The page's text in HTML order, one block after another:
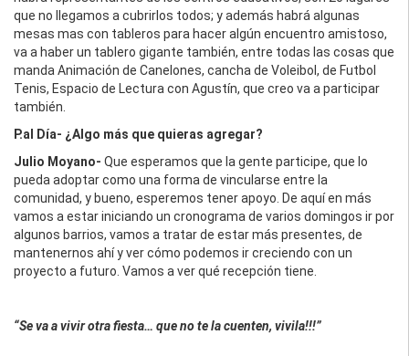
que no llegamos a cubrirlos todos; y además habrá algunas
mesas mas con tableros para hacer algún encuentro amistoso,
va a haber un tablero gigante también, entre todas las cosas que
manda Animación de Canelones, cancha de Voleibol, de Futbol
Tenis, Espacio de Lectura con Agustín, que creo va a participar
también.
P.al Día- ¿Algo más que quieras agregar?
Julio Moyano- Que esperamos que la gente participe, que lo
pueda adoptar como una forma de vincularse entre la
comunidad, y bueno, esperemos tener apoyo. De aquí en más
vamos a estar iniciando un cronograma de varios domingos ir por
algunos barrios, vamos a tratar de estar más presentes, de
mantenernos ahí y ver cómo podemos ir creciendo con un
proyecto a futuro. Vamos a ver qué recepción tiene.
“Se va a vivir otra fiesta… que no te la cuenten, vivila!!!”